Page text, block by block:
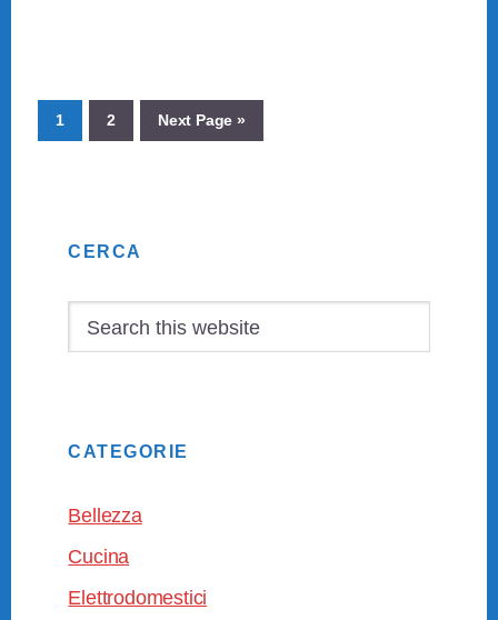
Page
1 Page
2
Go
to
Next Page »
Sidebar
CERCA
CATEGORIE
Bellezza
Cucina
Elettrodomestici